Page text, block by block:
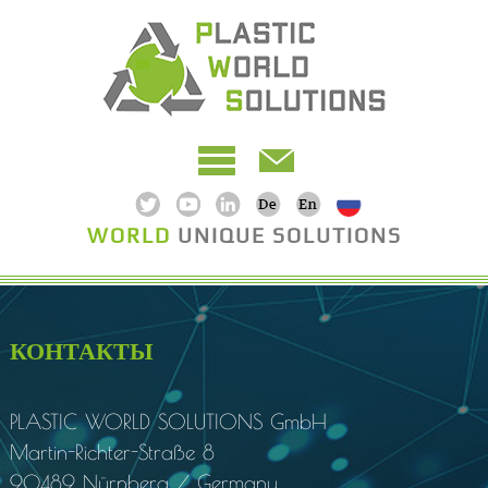
WORLD UNIQUE SOLUTIONS
КОНТАКТЫ
PLASTIC WORLD SOLUTIONSGmbH
Martin-Richter-Straße 8
90489 Nürnberg / Germany